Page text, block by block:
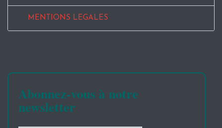
MENTIONS LEGALES
Abonnez-vous à notre
newsletter